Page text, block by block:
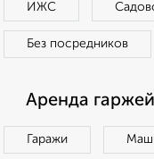
ИЖС
Без посредников
Аренда
Гаражи